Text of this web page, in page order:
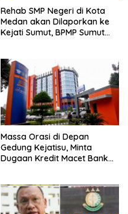
Rehab SMP Negeri di Kota
Medan akan Dilaporkan ke
Kejati Sumut, BPMP Sumut
Massa Orasi di Depan
Gedung Kejatisu, Minta
Dugaan Kredit Macet Bank